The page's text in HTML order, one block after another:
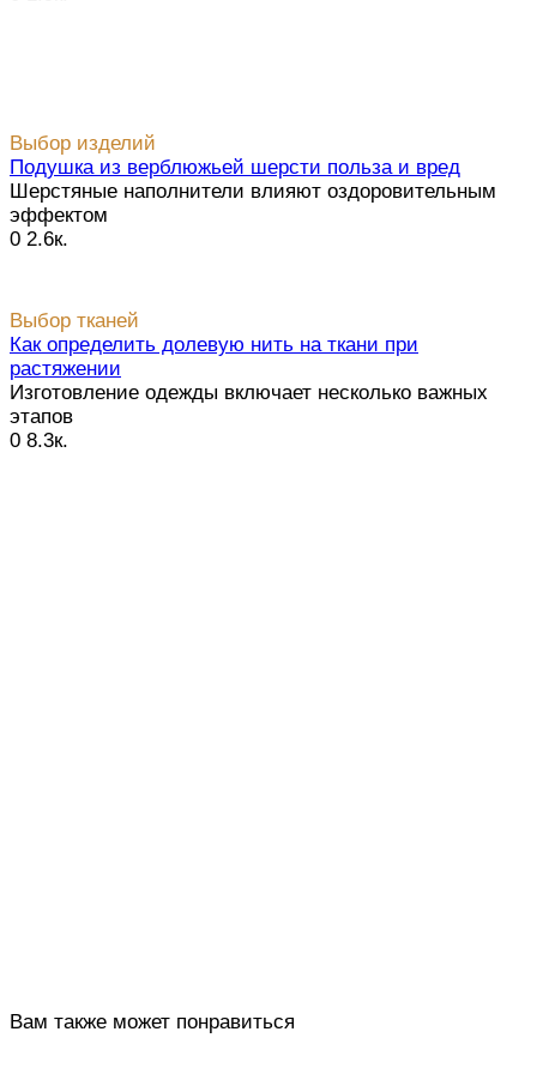
Выбор изделий
Подушка из верблюжьей шерсти польза и вред
Шерстяные наполнители влияют оздоровительным
эффектом
0 2.6к.
Выбор тканей
Как определить долевую нить на ткани при
растяжении
Изготовление одежды включает несколько важных
этапов
0 8.3к.
Вам также может понравиться